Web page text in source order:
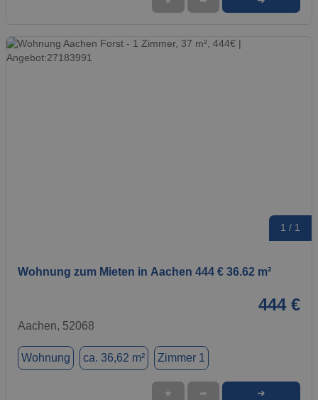
1 / 1
Wohnung zum Mieten in Aachen 444 € 36.62 m²
444 €
Aachen, 52068
Wohnung ca. 36,62 m² Zimmer 1
★ ➦ ➜